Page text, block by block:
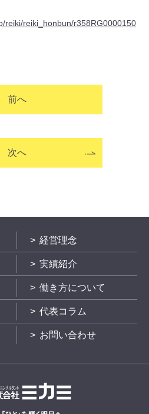
reiki/reiki_honbun/r358RG0000150
前へ
次へ
経営理念
実績紹介
働き方について
代表コラム
お問い合わせ